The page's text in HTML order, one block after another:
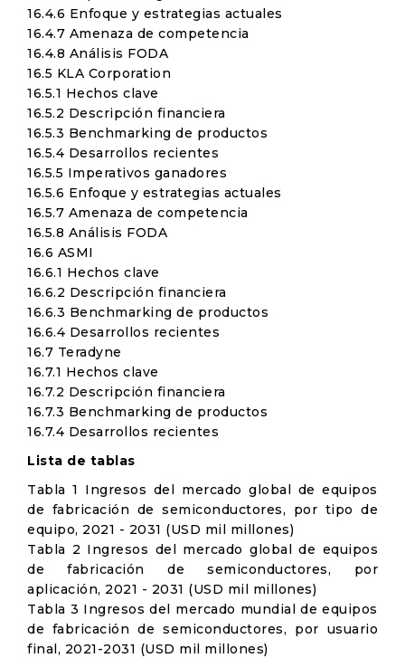
16.4.6 Enfoque y estrategias actuales
16.4.7 Amenaza de competencia
16.4.8 Análisis FODA
16.5 KLA Corporation
16.5.1 Hechos clave
16.5.2 Descripción financiera
16.5.3 Benchmarking de productos
16.5.4 Desarrollos recientes
16.5.5 Imperativos ganadores
16.5.6 Enfoque y estrategias actuales
16.5.7 Amenaza de competencia
16.5.8 Análisis FODA
16.6 ASMI
16.6.1 Hechos clave
16.6.2 Descripción financiera
16.6.3 Benchmarking de productos
16.6.4 Desarrollos recientes
16.7 Teradyne
16.7.1 Hechos clave
16.7.2 Descripción financiera
16.7.3 Benchmarking de productos
16.7.4 Desarrollos recientes
Lista de tablas
Tabla 1 Ingresos del mercado global de equipos
de fabricación de semiconductores, por tipo de
equipo, 2021 - 2031 (USD mil millones)
Tabla 2 Ingresos del mercado global de equipos
de fabricación de semiconductores, por
aplicación, 2021 - 2031 (USD mil millones)
Tabla 3 Ingresos del mercado mundial de equipos
de fabricación de semiconductores, por usuario
final, 2021-2031 (USD mil millones)